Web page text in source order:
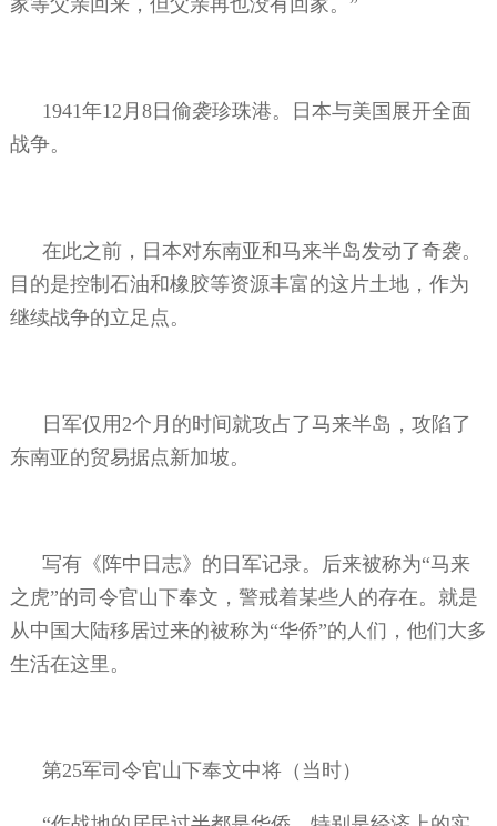
1941年12 月8日偷袭珍珠港。日本与美国展开全面
战争。
在此之前，日本对东南亚和马来半岛发动了奇袭。
目的是控制石油和橡胶等资源丰富的这片土地，作为
继续战争的立足点。
日军仅用 2个月的时间就攻占了马来半岛，攻陷了
东南亚的贸易据点新加坡。
写有《阵中日志》的日军记录。后来被称为“马来
之虎”的司令官山下奉文，警戒着某些人的存在。就是
从中国大陆移居过来的被称为“华侨”的人们，他们大多
生活在这里。
第25军司令官山下奉文中将（当时）